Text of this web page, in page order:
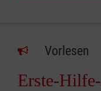
Vorlesen
Erste-